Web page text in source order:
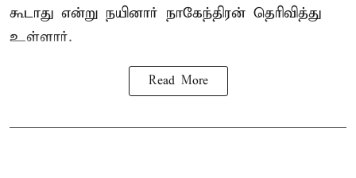
கூடாது என்று நயினார் நாகேந்திரன் தெரிவித்து
உள்ளார்.
Read More